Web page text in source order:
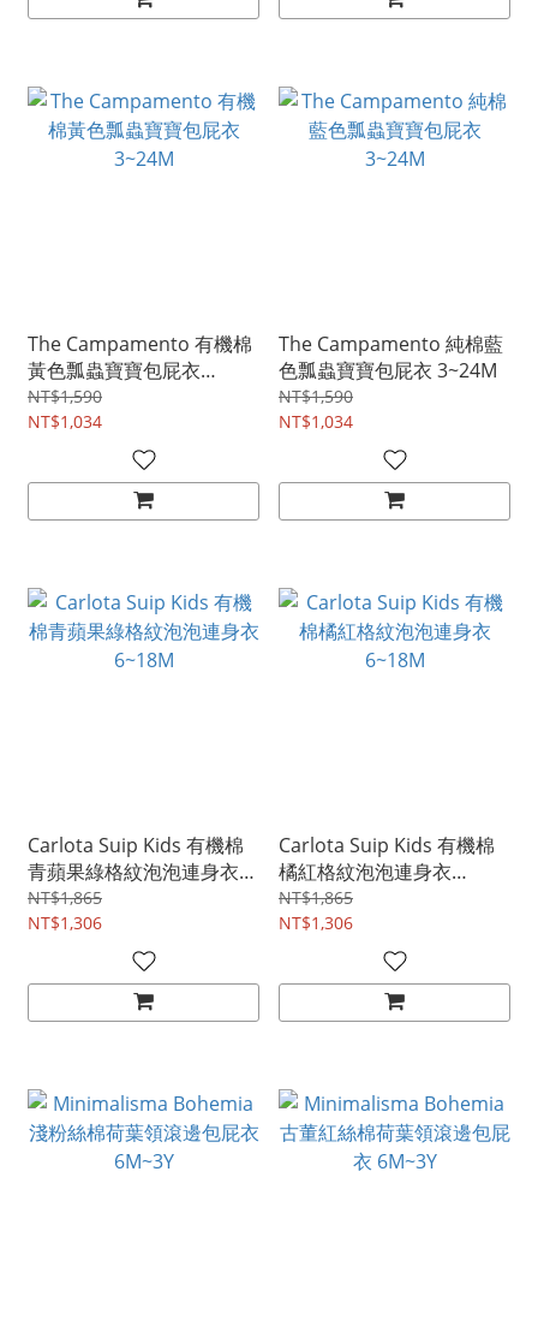
The Campamento 有機棉
黃色瓢蟲寶寶包屁衣
3~24M
NT$1,590
NT$1,034
The Campamento 純棉藍
色瓢蟲寶寶包屁衣 3~24M
NT$1,590
NT$1,034
Carlota Suip Kids 有機棉
青蘋果綠格紋泡泡連身衣
6~18M
NT$1,865
NT$1,306
Carlota Suip Kids 有機棉
橘紅格紋泡泡連身衣
6~18M
NT$1,865
NT$1,306